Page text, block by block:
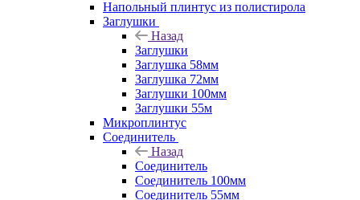
Напольный плинтус из полистирола
Заглушки
Назад
Заглушки
Заглушка 58мм
Заглушка 72мм
Заглушки 100мм
Заглушки 55м
Микроплинтус
Соединитель
Назад
Соединитель
Соединитель 100мм
Соединитель 55мм